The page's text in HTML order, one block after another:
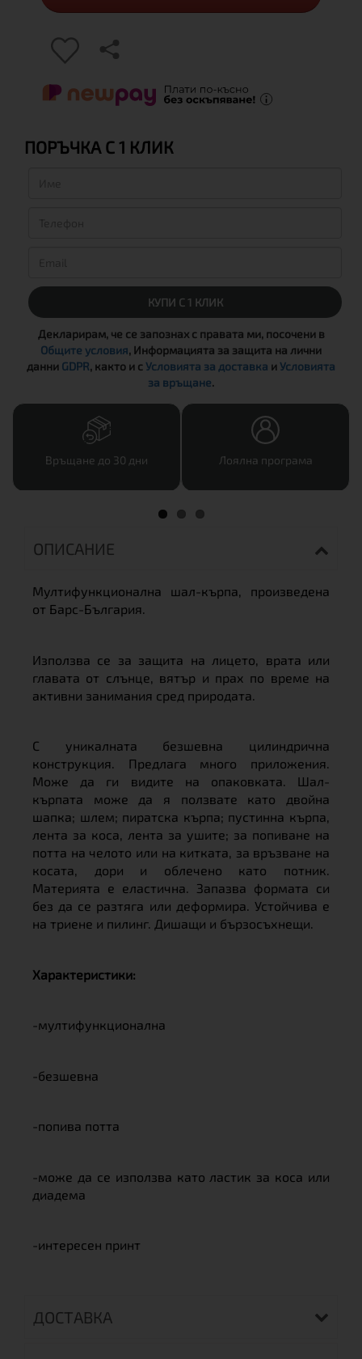
ПОРЪЧКА С 1 КЛИК
КУПИ С 1 КЛИК
Декларирам, че се запознах с правата ми, посочени в
Общите условия, Информацията за защита на лични
данни GDPR, както и сУсловията за доставка иУсловията
за връщане.
Връщане до 30 дни Лоялна програма
ОПИСАНИЕ
Mултифункционална шал-кърпа, произведена
от Барс-България.
Използва се за защита на лицето, врата или
главата от слънце, вятър и прах по време на
активни занимания сред природата.
С уникалната безшевна цилиндрична
конструкция. Предлага много приложения.
Може да ги видите на опаковката. Шал-
кърпата може да я ползвате като двойна
шапка; шлем; пиратска кърпа; пустинна кърпа,
лента за коса, лента за ушите; за попиване на
потта на челото или на китката, за връзване на
косата, дори и облечено като потник.
Материята е еластична. Запазва формата си
без да се разтяга или деформира. Устойчива е
на триене и пилинг. Дишащи и бързосъхнещи.
Характеристики:
-мултифункционална
-безшевна
-попива потта
-може да се използва като ластик за коса или
диадема
-интересен принт
ДОСТАВКА